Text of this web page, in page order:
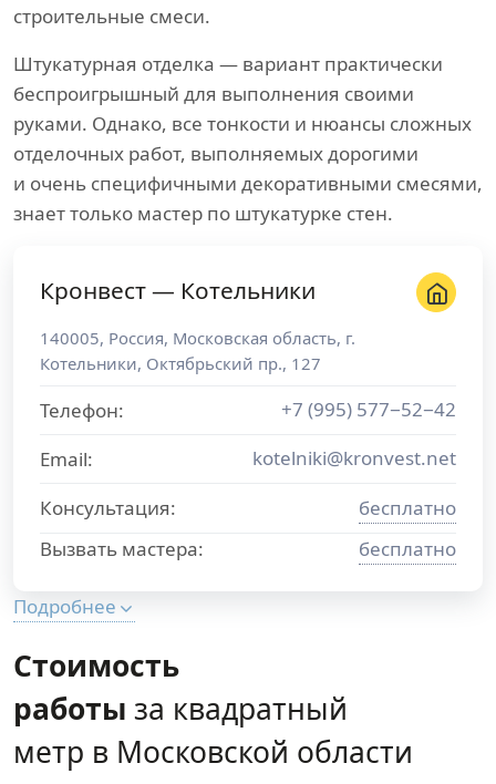
строительные смеси.
Штукатурная отделка — вариант практически
беспроигрышный для выполнения своими
руками. Однако, все тонкости и нюансы сложных
отделочных работ, выполняемых дорогими
и очень специфичными декоративными смесями,
знает только мастер по штукатурке стен.
Кронвест — Котельники
140005, Россия, Московская область, г.
Котельники, Октябрьский пр., 127
Телефон:
+7 (995) 577−52−42
Email:
kotelniki@kronvest.net
Консультация:
бесплатно
Вызвать мастера:
бесплатно
Подробнее
Стоимость
работы за квадратный
метр в Московской области